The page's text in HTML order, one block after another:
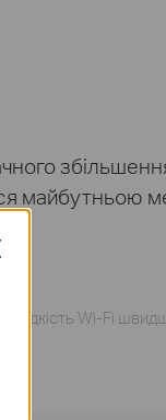
майбутньою
Швидкість Wi-Fi